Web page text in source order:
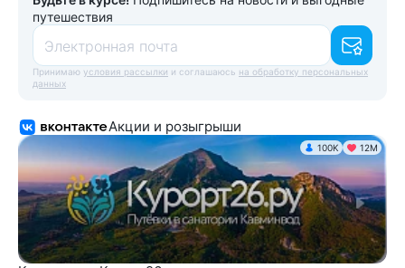
путешествия
Электронная почта
Принимаю условия рассылки и соглашаюсь на обработку персональных
данных
Акции и розыгрыши
100K 12М